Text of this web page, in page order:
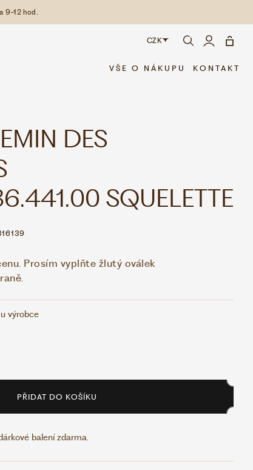
9-12 hod.
CZK
CZK
VŠE O NÁKUPU KONTAKT
DES
SQUELETTE
Prosím vyplňte žlutý oválek
výrobce
PŘIDAT DO KOŠÍKU
balení zdarma.